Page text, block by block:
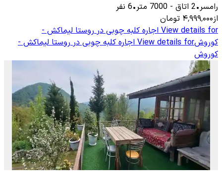
رامسر•
2 اتاق -
7000 متر•
6 نفر
از۴٬۹۹۹٬۰۰۰ تومان
View details for اجاره کلبه چوبی در روستا لیماکش -
کوروشView details for اجاره کلبه چوبی در روستا لیماکش -
کوروش